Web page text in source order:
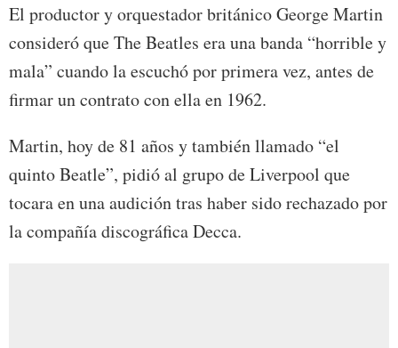
El productor y orquestador británico George Martin
consideró que The Beatles era una banda “horrible y
mala” cuando la escuchó por primera vez, antes de
firmar un contrato con ella en 1962.
Martin, hoy de 81 años y también llamado “el
quinto Beatle”, pidió al grupo de Liverpool que
tocara en una audición tras haber sido rechazado por
la compañía discográfica Decca.